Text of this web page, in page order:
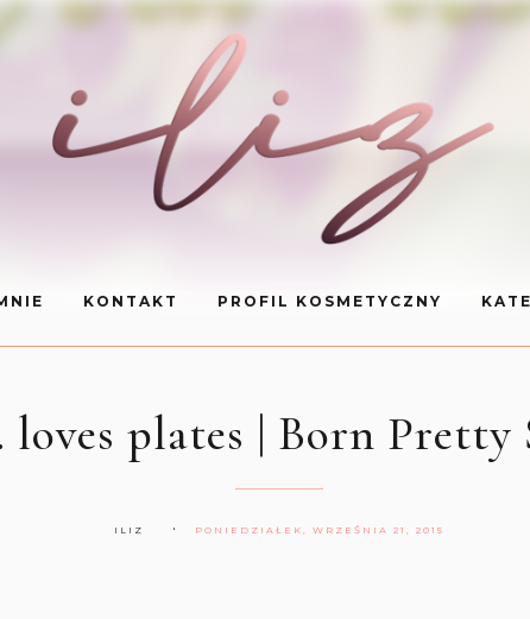
KONTAKT PROFIL KOSMETYCZNY
loves plates | Born Pretty
ILIZ PONIEDZIAŁEK, WRZEŚNIA 21, 2015